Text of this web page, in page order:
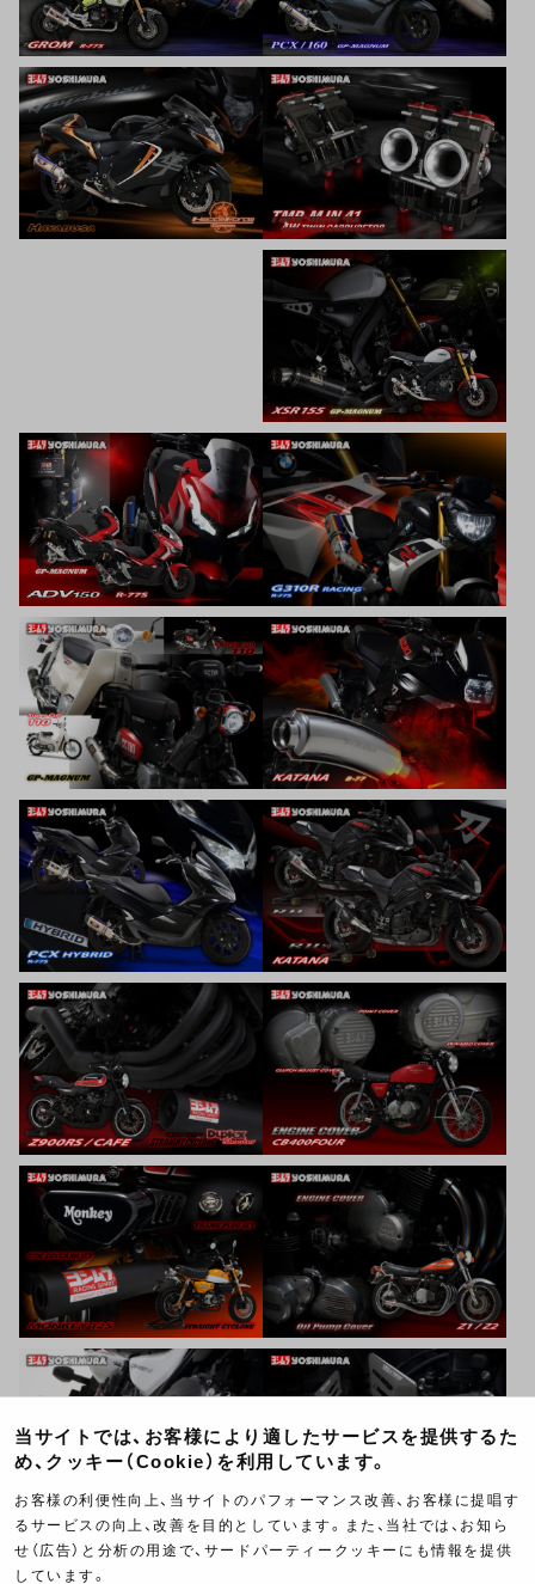
当サイトでは、お客様により適したサービスを提供するた
め、クッキー（Cookie）を利用しています。
お客様の利便性向上、当サイトのパフォーマンス改善、お客様に提唱す
るサービスの向上、改善を目的としています。また、当社では、お知ら
せ（広告）と分析の用途で、サードパーティークッキーにも情報を提供
しています。